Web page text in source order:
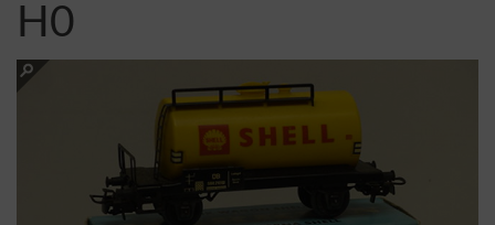
H0